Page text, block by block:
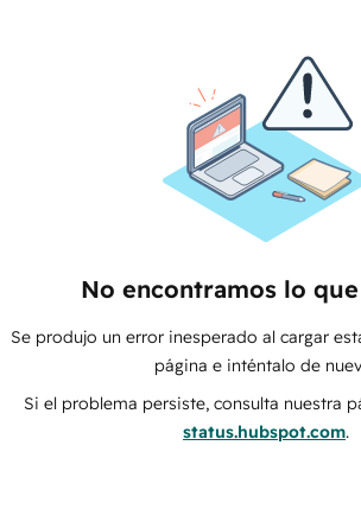
No encontramos lo que
Se produjo un error inesperado al cargar
página e inténtalo de
Si el problema persiste, consulta nuestra
status.hubspot.com.